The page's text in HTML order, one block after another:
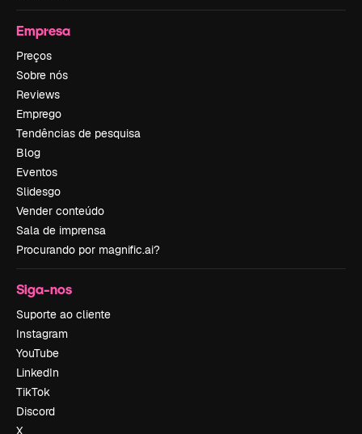
Empresa
Preços
Sobre nós
Reviews
Emprego
Tendências de pesquisa
Blog
Eventos
Slidesgo
Vender conteúdo
Sala de imprensa
Procurando por magnific.ai?
Siga-nos
Suporte ao cliente
Instagram
YouTube
LinkedIn
TikTok
Discord
X